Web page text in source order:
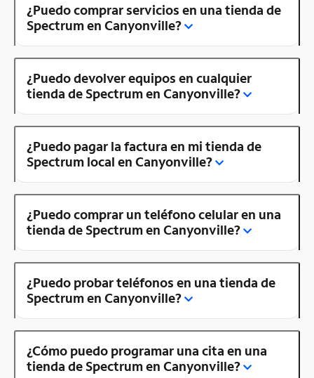
¿Puedo comprar servicios en una tienda de
Spectrum en Canyonville?
¿Puedo devolver equipos en cualquier
tienda de Spectrum en Canyonville?
¿Puedo pagar la factura en mi tienda de
Spectrum local en Canyonville?
¿Puedo comprar un teléfono celular en una
tienda de Spectrum en Canyonville?
¿Puedo probar teléfonos en una tienda de
Spectrum en Canyonville?
¿Cómo puedo programar una cita en una
tienda de Spectrum en Canyonville?